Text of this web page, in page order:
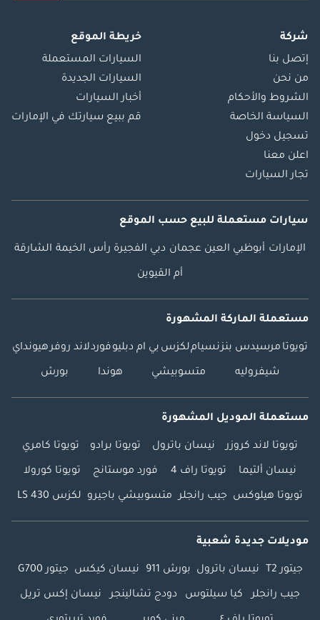
شركة
إتصل بنا
من نحن
الشروط والأحكام
السياسة الخاصة
تسجيل دخول
اعلن معنا
تجار السيارات
خريطة الموقع
السيارات المستعملة
السيارات الجديدة
أخبار السيارات
قم ببيع سيارتك في الإمارات
سيارات مستعملة للبيع حسب الموقع
الإمارات أبوظبي العين عجمان دبي الفجيرة رأس الخيمة الشارقة
أم القيوين
مستعملة الماركة المشهورة
تويوتا مرسيدس بنزنسياملكزس بي ام دبليوفوردلاند روفرهيونداي
شيفروليه متسوبيشي هوندا بورش
مستعملة الموديل المشهورة
تويوتا لاند كروزر نيسان باترول تويوتا برادو تويوتا كامري
نيسان ألتيما تويوتا راف 4 فورد موستانج تويوتا كورولا
تويوتا هيلوكس جيب رانجلر متسوبيشي باجيرو لكزس LS 430
موديلات جديدة شعبية
جيتور T2 نيسان باترول بورش 911 نيسان كيكس جيتور G700
جيب رانجلر كيا سيلتوس دودج تشالينجر نيسان إكس تريل